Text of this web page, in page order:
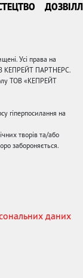
Усі права на
КЕПРЕЙТ ПАРТНЕРС.
ТОВ «КЕПРЕЙТ
гіперпосилання на
творів та/або
забороняється.
даних